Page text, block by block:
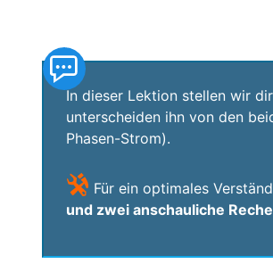
In dieser Lektion stellen wir
unterscheiden ihn von den
Phasen-Strom).
Für ein optimales
und zwei anschauliche